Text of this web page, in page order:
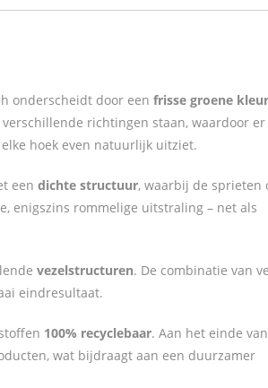
25kg zand
onderscheidt door een frisse groene kleur
richtingen staan, waardoor er
hoek even natuurlijk uitziet.
een dichte structuur, waarbij de sprieten
enigszins rommelige uitstraling – net als
vezelstructuren. De combinatie van
eindresultaat.
100% recyclebaar. Aan het einde
wat bijdraagt aan een duurzamer